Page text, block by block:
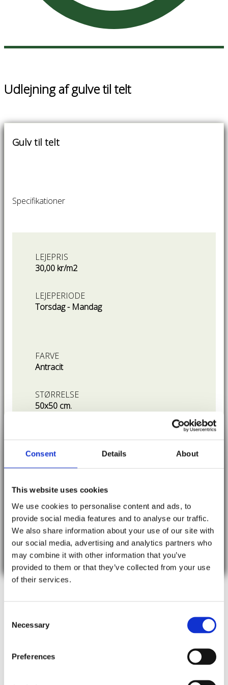
Consent Details About
This website uses cookies
We use cookies to personalise content and ads, to
provide social media features and to analyse our traffic.
We also share information about your use of our site with
our social media, advertising and analytics partners who
may combine it with other information that you’ve
provided to them or that they’ve collected from your use
of their services.
Selection
Necessary
Preferences
Udlejning af gulve til telt
Gulv til telt
Specifikationer
LEJEPRIS
30,00 kr/m2
LEJEPERIODE
Torsdag - Mandag
FARVE
Antracit
STØRRELSE
50x50 cm.
Mere info
Dette er en populær løsning, bestående af gulvfliser i en
størrelse på 50x50 cm. Det giver en jævn overflade,
beskytter mod fugt og er samtidig nemt at rengøre.
Gulv til et partytelt kan tilføje komfort og funktionalitet til
dit arrangement.
BESTIL I DAG
Kontakt os eller bestil